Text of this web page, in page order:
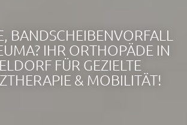
BANDSCHEIBENVORFALL
IHR ORTHOPÄDE IN
FÜR GEZIELTE
& MOBILITÄT!